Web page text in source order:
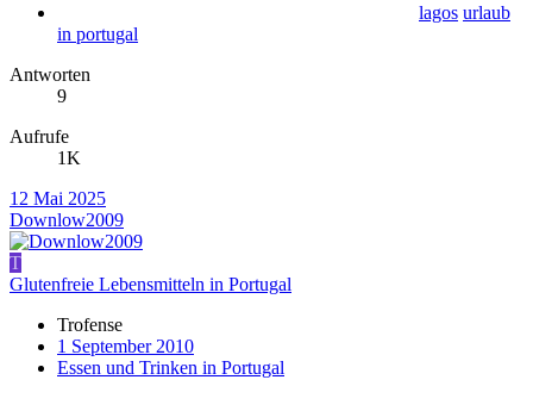
lagos urlaub
in portugal
Antworten
9
Aufrufe
1K
12 Mai 2025
Downlow2009
T
Glutenfreie Lebensmitteln in Portugal
Trofense
1 September 2010
Essen und Trinken in Portugal